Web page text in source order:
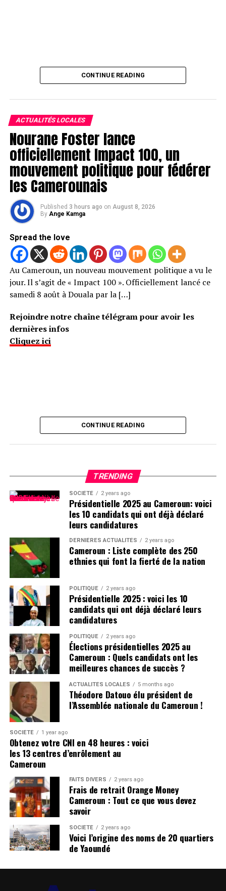
CONTINUE READING
ACTUALITÉS LOCALES
Nourane Foster lance
officiellement Impact 100, un
mouvement politique pour fédérer
les Camerounais
Published 3 hours ago on August 8, 2026
By Ange Kamga
Spread the love
Au Cameroun, un nouveau mouvement politique a vu le
jour. Il s’agit de « Impact 100 ». Officiellement lancé ce
samedi 8 août à Douala par la […]
Rejoindre notre chaîne télégram pour avoir les
dernières infos
Cliquez ici
CONTINUE READING
TRENDING
SOCIÉTÉ 2 years ago
Présidentielle 2025 au Cameroun: voici
les 10 candidats qui ont déjà déclaré
leurs candidatures
DERNIÈRES ACTUALITÉS 2 years ago
Cameroun : Liste complète des 250
ethnies qui font la fierté de la nation
POLITIQUE 2 years ago
Présidentielle 2025 : voici les 10
candidats qui ont déjà déclaré leurs
candidatures
POLITIQUE 2 years ago
Élections présidentielles 2025 au
Cameroun : Quels candidats ont les
meilleures chances de succès ?
ACTUALITÉS LOCALES 5 months ago
Théodore Datouo élu président de
l’Assemblée nationale du Cameroun !
SOCIÉTÉ 1 year ago
Obtenez votre CNI en 48 heures : voici
les 13 centres d’enrôlement au
Cameroun
FAITS DIVERS 2 years ago
Frais de retrait Orange Money
Cameroun : Tout ce que vous devez
savoir
SOCIÉTÉ 2 years ago
Voici l’origine des noms de 20 quartiers
de Yaoundé